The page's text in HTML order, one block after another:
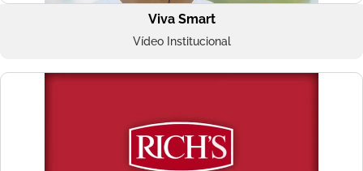
Viva Smart
Vídeo Institucional